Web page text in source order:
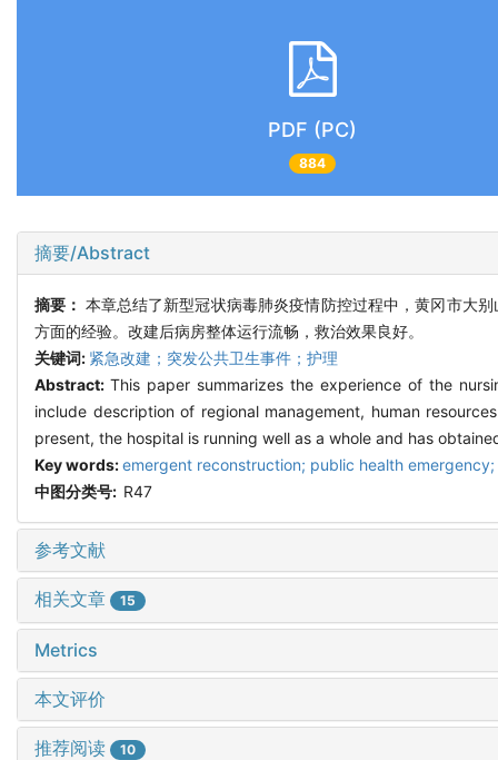
PDF (PC)
884
摘要/Abstract
摘要： 本章总结了新型冠状病毒肺炎疫情防控过程中，黄冈市大
方面的经验。改建后病房整体运行流畅，救治效果良好。
关键词: 紧急改建；突发公共卫生事件；护理
Abstract: This paper summarizes the experience of the
include description of regional management, human
present, the hospital is running well as a whole and has
Key words:emergent reconstruction; public health emergency;
中图分类号: R47
参考文献
相关文章 15
Metrics
本文评价
推荐阅读 10